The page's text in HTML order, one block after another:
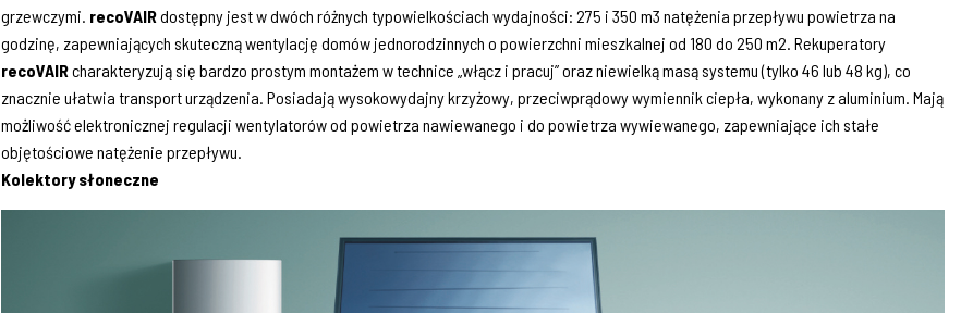
grzewczymi. recoVAIRdostępny jest w dwóch różnych typowielkościach wydajności: 275 i 350 m3 natężenia przepływu powietrza na
godzinę, zapewniających skuteczną wentylację domów jednorodzinnych o powierzchni mieszkalnej od 180 do 250 m2. Rekuperatory
recoVAIRcharakteryzują się bardzo prostym montażem w technice „włącz i pracuj” oraz niewielką masą systemu (tylko 46 lub 48 kg), co
znacznie ułatwia transport urządzenia. Posiadają wysokowydajny krzyżowy, przeciwprądowy wymiennik ciepła, wykonany z aluminium. Mają
możliwość elektronicznej regulacji wentylatorów od powietrza nawiewanego i do powietrza wywiewanego, zapewniające ich stałe
objętościowe natężenie przepływu.
Kolektory słoneczne